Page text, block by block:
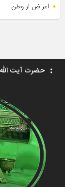
اعراض از وطن
حضرت آیت